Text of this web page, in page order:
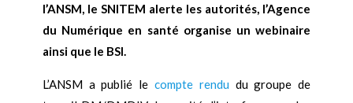
l’ANSM, le SNITEM alerte les autorités, l’Agence
du Numérique en santé organise un webinaire
ainsi que le BSI.
L’ANSM a publié le compte rendu du groupe de